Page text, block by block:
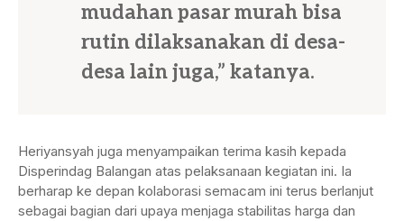
mudahan pasar murah bisa
rutin dilaksanakan di desa-
desa lain juga,” katanya.
Heriyansyah juga menyampaikan terima kasih kepada
Disperindag Balangan atas pelaksanaan kegiatan ini. Ia
berharap ke depan kolaborasi semacam ini terus berlanjut
sebagai bagian dari upaya menjaga stabilitas harga dan